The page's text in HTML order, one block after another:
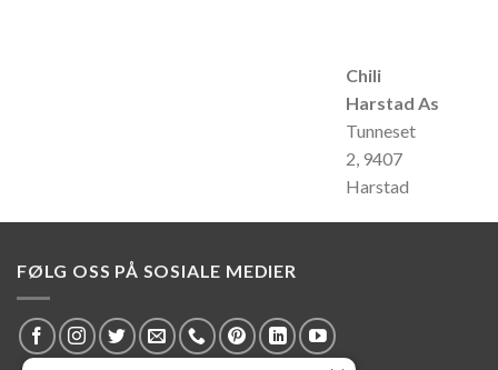
Chili
Harstad As
Tunneset
2, 9407
Harstad
FØLG OSS PÅ SOSIALE MEDIER